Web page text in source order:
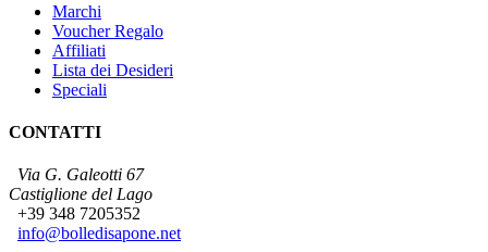
Marchi
Voucher Regalo
Affiliati
Lista dei Desideri
Speciali
CONTATTI
Via G. Galeotti 67
Castiglione del Lago
+39 348 7205352
info@bolledisapone.net